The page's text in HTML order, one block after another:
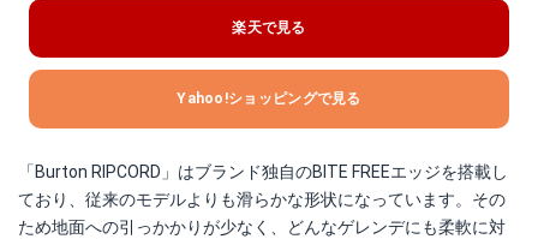
楽天で見る
Yahoo!ショッピングで見る
「Burton RIPCORD」はブランド独自のBITE FREEエッジを搭載し
ており、従来のモデルよりも滑らかな形状になっています。その
ため地面への引っかかりが少なく、どんなゲレンデにも柔軟に対